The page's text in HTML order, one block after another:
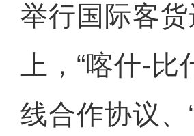
举行国际客
上，“喀什-
线合作协议